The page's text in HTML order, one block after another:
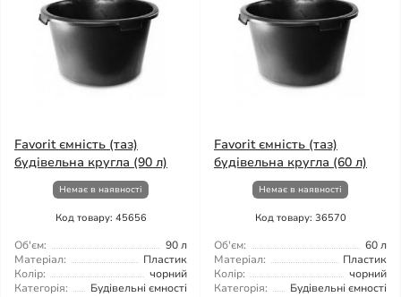
Favorit ємність (таз)
будівельна кругла (90 л)
Немає в наявності
Код товару: 45656
Об'єм:
90 л
Матеріал:
Пластик
Колір:
чорний
Категорія:
Будівельні ємності
Favorit ємність (таз)
будівельна кругла (60 л)
Немає в наявності
Код товару: 36570
Об'єм:
60 л
Матеріал:
Пластик
Колір:
чорний
Категорія:
Будівельні ємності